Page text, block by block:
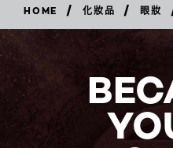
HOME / 化妝品 / 眼妝